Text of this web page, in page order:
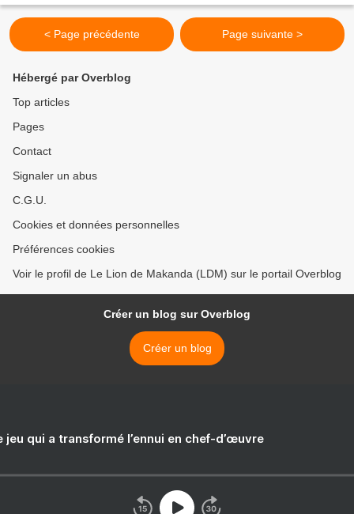
< Page précédente Page suivante >
Hébergé par Overblog
Top articles
Pages
Contact
Signaler un abus
C.G.U.
Cookies et données personnelles
Préférences cookies
Voir le profil de Le Lion de Makanda (LDM) sur le portail Overblog
Créer un blog sur Overblog
Créer un blog
jeu qui a transformé l’ennui en chef-d’œuvre